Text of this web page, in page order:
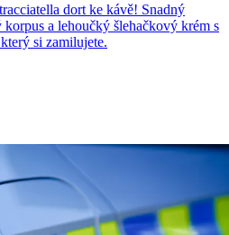
dort ke kávě! Snadný
a lehoučký šlehačkový krém s
si zamilujete.